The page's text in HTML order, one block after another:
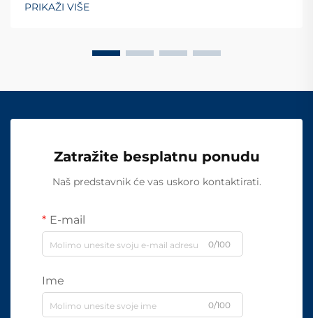
PRIKAŽI VIŠE
Zatražite besplatnu ponudu
Naš predstavnik će vas uskoro kontaktirati.
E-mail
0/100
Ime
0/100